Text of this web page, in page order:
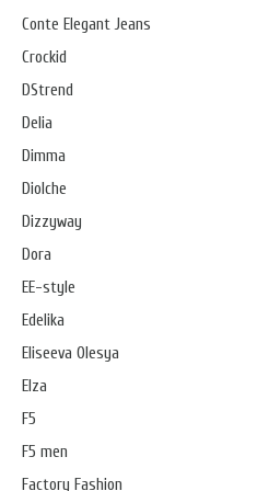
Conte Elegant Jeans
Crockid
DStrend
Delia
Dimma
Diolche
Dizzyway
Dora
EE-style
Edelika
Eliseeva Olesya
Elza
F5
F5 men
Factory Fashion